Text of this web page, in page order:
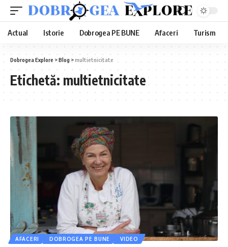
Actual Istorie Dobrogea PE BUNE Afaceri Turism
Dobrogea Explore >Blog >multietnicitate
Etichetă: multietnicitate
AFACERI DOBROGEA PE BUNE VIDEO